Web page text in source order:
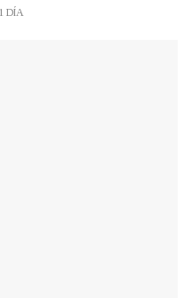
DÍA